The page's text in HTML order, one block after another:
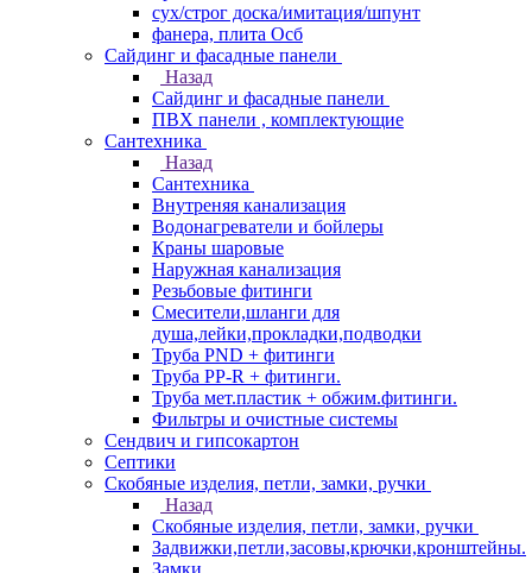
сух/строг доска/имитация/шпунт
фанера, плита Осб
Сайдинг и фасадные панели
Назад
Сайдинг и фасадные панели
ПВХ панели , комплектующие
Сантехника
Назад
Сантехника
Внутреняя канализация
Водонагреватели и бойлеры
Краны шаровые
Наружная канализация
Резьбовые фитинги
Смесители,шланги для
душа,лейки,прокладки,подводки
Труба PND + фитинги
Труба PP-R + фитинги.
Труба мет.пластик + обжим.фитинги.
Фильтры и очистные системы
Сендвич и гипсокартон
Септики
Скобяные изделия, петли, замки, ручки
Назад
Скобяные изделия, петли, замки, ручки
Задвижки,петли,засовы,крючки,кронштейны.
Замки